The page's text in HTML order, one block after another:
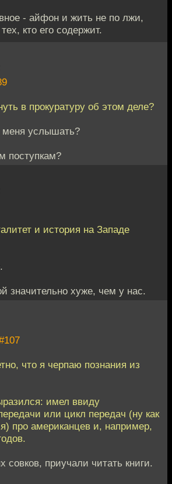
- айфон и жить не по лжи,
кто его содержит.
в прокуратуру об этом деле?
услышать?
поступкам?
и история на Западе
значительно хуже, чем у нас.
что я черпаю познания из
имел ввиду
или цикл передач (ну как
про американцев и, например,
совков, приучали читать книги.